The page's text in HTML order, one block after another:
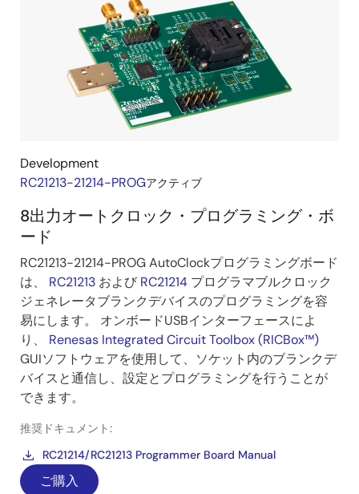
Development
RC21213-21214-PROGアクティブ
8出力オートクロック・プログラミング・ボ
ード
RC21213-21214-PROG AutoClockプログラミングボード
は、 RC21213 および RC21214 プログラマブルクロック
ジェネレータブランクデバイスのプログラミングを容
易にします。 オンボードUSBインターフェースによ
り、 Renesas Integrated Circuit Toolbox (RICBox™)
GUIソフトウェアを使用して、ソケット内のブランクデ
バイスと通信し、設定とプログラミングを行うことが
できます。
推奨ドキュメント:
RC21214/RC21213 Programmer Board Manual
ご購入